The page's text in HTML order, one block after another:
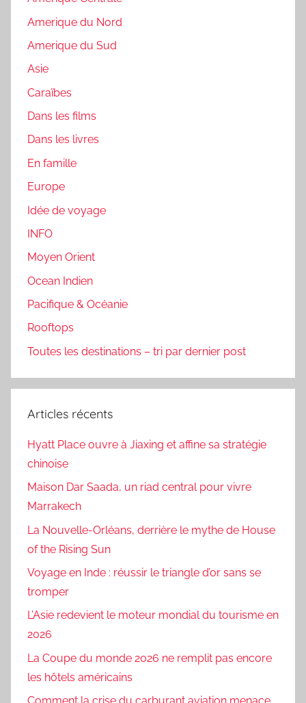
Amerique du Nord
Amerique du Sud
Asie
Caraïbes
Dans les films
Dans les livres
En famille
Europe
Idée de voyage
INFO
Moyen Orient
Ocean Indien
Pacifique & Océanie
Rooftops
Toutes les destinations – tri par dernier post
Articles récents
Hyatt Place ouvre à Jiaxing et affine sa stratégie
chinoise
Maison Dar Saada, un riad central pour vivre
Marrakech
La Nouvelle-Orléans, derrière le mythe de House
of the Rising Sun
Voyage en Inde : réussir le triangle d’or sans se
tromper
L’Asie redevient le moteur mondial du tourisme en
2026
La Coupe du monde 2026 ne remplit pas encore
les hôtels américains